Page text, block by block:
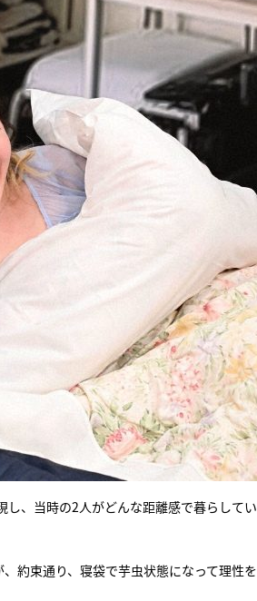
、当時の2人がどんな距離感で暮らしてい
約束通り、寝袋で芋虫状態になって理性を